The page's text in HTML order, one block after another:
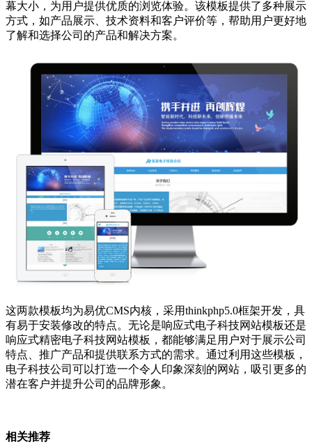
幕大小，为用户提供优质的浏览体验。该模板提供了多种展示
方式，如产品展示、技术资料和客户评价等，帮助用户更好地
了解和选择公司的产品和解决方案。
这两款模板均为易优CMS内核，采用thinkphp5.0框架开发，具
有易于安装修改的特点。无论是响应式电子科技网站模板还是
响应式精密电子科技网站模板，都能够满足用户对于展示公司
特点、推广产品和提供联系方式的需求。通过利用这些模板，
电子科技公司可以打造一个令人印象深刻的网站，吸引更多的
潜在客户并提升公司的品牌形象。
相关推荐